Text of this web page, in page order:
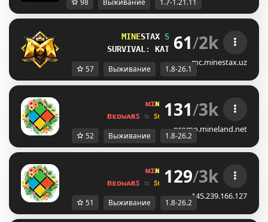
98 Выживание 1.7-1.21.11
MINESTAX Serveri [1.8-26.1]
SURVIVAL : KATTA YANGILANISH!
61/2k
mc.minestax.uz
57 Выживание 1.8-26.1
ᴍɪɴᴇ ʟᴀ ɴᴅ ɴᴇᴛᴡᴏʀᴋ ☀
ʙᴇᴅᴡᴀʀꜱ ⇆ ꜱᴜʀᴠɪᴠᴀʟ ꜱᴍᴘ ⇆ ꜱᴋʏʙʟᴏᴄᴋ
131/3k
promo.mineland.net
52 Выживание 1.8-26.2
ᴍɪɴᴇ ʟᴀ ɴᴅ ɴᴇᴛᴡᴏʀᴋ ☀
ʙᴇᴅᴡᴀʀꜱ ⇆ ꜱᴜʀᴠɪᴠᴀʟ ꜱᴍᴘ ⇆ ꜱᴋʏʙʟᴏᴄᴋ
129/3k
145.239.166.127
51 Выживание 1.8-26.2